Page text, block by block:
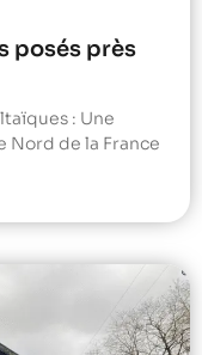
posés près
: Une
Nord de la France